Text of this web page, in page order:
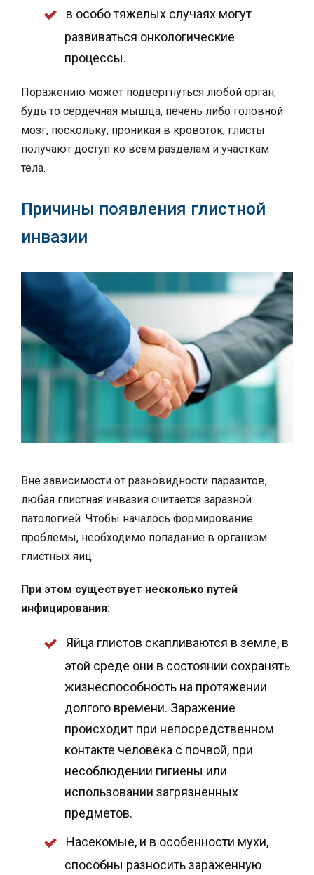
в особо тяжелых случаях могут
развиваться онкологические
процессы.
Поражению может подвергнуться любой орган,
будь то сердечная мышца, печень либо головной
мозг, поскольку, проникая в кровоток, глисты
получают доступ ко всем разделам и участкам
тела.
Причины появления глистной
инвазии
Вне зависимости от разновидности паразитов,
любая глистная инвазия считается заразной
патологией. Чтобы началось формирование
проблемы, необходимо попадание в организм
глистных яиц.
При этом существует несколько путей
инфицирования:
Яйца глистов скапливаются в земле, в
этой среде они в состоянии сохранять
жизнеспособность на протяжении
долгого времени. Заражение
происходит при непосредственном
контакте человека с почвой, при
несоблюдении гигиены или
использовании загрязненных
предметов.
Насекомые, и в особенности мухи,
способны разносить зараженную